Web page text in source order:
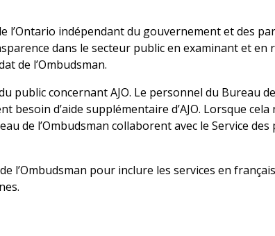
l’Ontario indépendant du gouvernement et des
dans le secteur public en examinant et en
de l’Ombudsman.
public concernant AJO. Le personnel du Bureau
d’aide supplémentaire d’AJO. Lorsque cela
de l’Ombudsman collaborent avec le Service des
l’Ombudsman pour inclure les services en